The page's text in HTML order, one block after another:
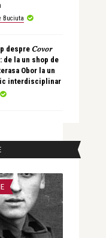
Buciuta
despre 𝐶𝑜𝑣𝑜𝑟
de la un shop de
Obor la un
interdisciplinar